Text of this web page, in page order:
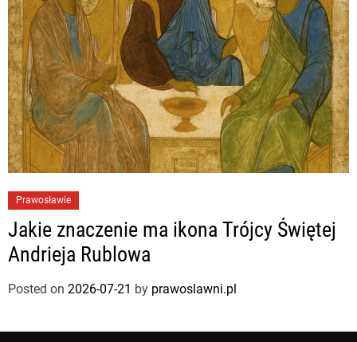
Prawosławie
Jakie znaczenie ma ikona Trójcy Świętej
Andrieja Rublowa
Posted on 2026-07-21 by prawoslawni.pl